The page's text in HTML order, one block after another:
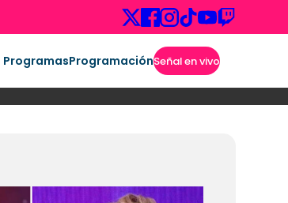
ProgramasProgramaciónSeñal en vivo